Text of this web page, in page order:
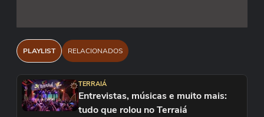
PLAYLIST RELACIONADOS
TERRAIÁ
Entrevistas, músicas e muito mais:
tudo que rolou no Terraiá